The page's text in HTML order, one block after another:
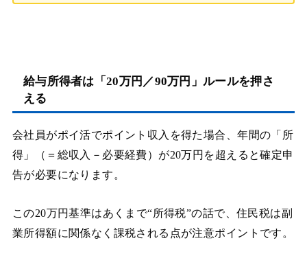
給与所得者は「20万円／90万円」ルールを押さ
える
会社員がポイ活でポイント収入を得た場合、年間の「所
得」（＝総収入－必要経費）が20万円を超えると確定申
告が必要になります。
この20万円基準はあくまで“所得税”の話で、住民税は副
業所得額に関係なく課税される点が注意ポイントです。